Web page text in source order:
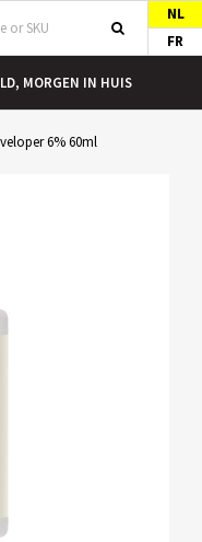
NL
FR
MORGEN IN HUIS
6% 60ml